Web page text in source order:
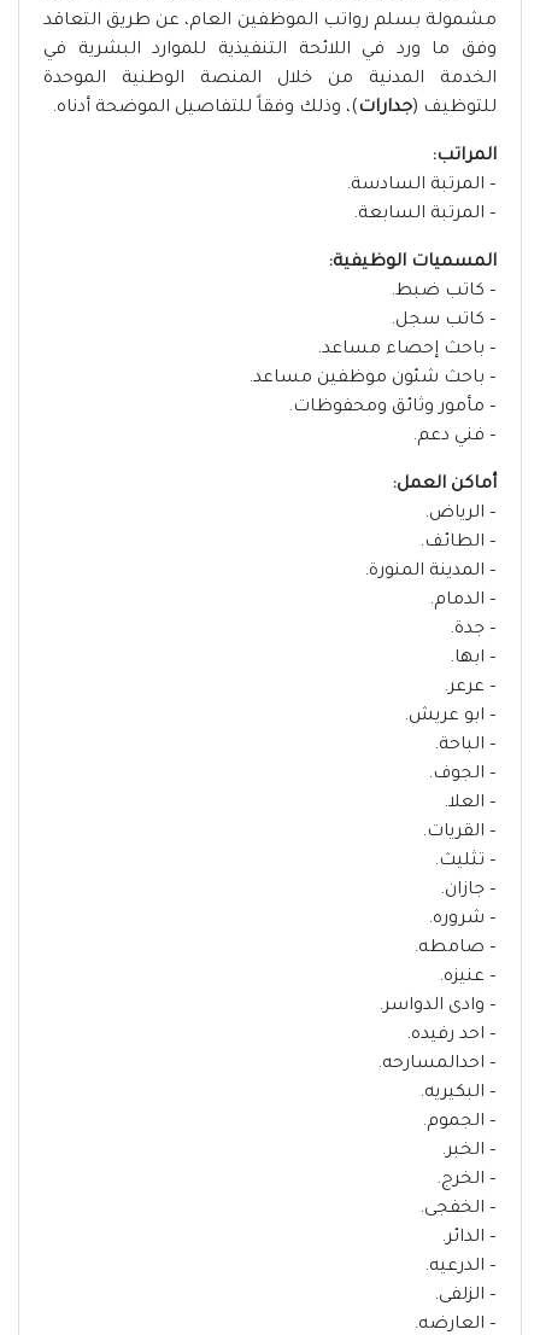
مشمولة بسلم رواتب الموظفين العام، عن طريق التعاقد
وفق ما ورد في اللائحة التنفيذية للموارد البشرية في
الخدمة المدنية من خلال المنصة الوطنية الموحدة
للتوظيف (جدارات)، وذلك وفقاً للتفاصيل الموضحة أدناه.
المراتب:
– المرتبة السادسة.
– المرتبة السابعة.
المسميات الوظيفية:
– كاتب ضبط.
– كاتب سجل.
– باحث إحصاء مساعد.
– باحث شئون موظفين مساعد.
– مأمور وثائق ومحفوظات.
– فني دعم.
أماكن العمل:
– الرياض.
– الطائف.
– المدينة المنورة.
– الدمام.
– جدة.
– ابها.
– عرعر.
– ابو عريش.
– الباحة.
– الجوف.
– العلا.
– القريات.
– تثليث.
– جازان.
– شروره.
– صامطه.
– عنيزه.
– وادى الدواسر.
– احد رفيده.
– احدالمسارحه.
– البكيريه.
– الجموم.
– الخبر.
– الخرج.
– الخفجى.
– الدائر.
– الدرعيه.
– الزلفى.
– العارضه.